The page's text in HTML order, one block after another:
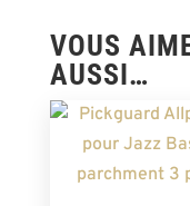
VOUS
AUSSI…